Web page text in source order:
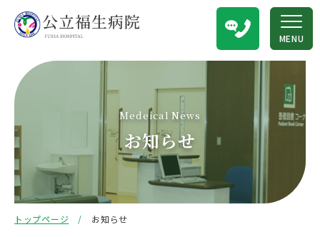
MENU
Medeical News
お知らせ
トップページ お知らせ